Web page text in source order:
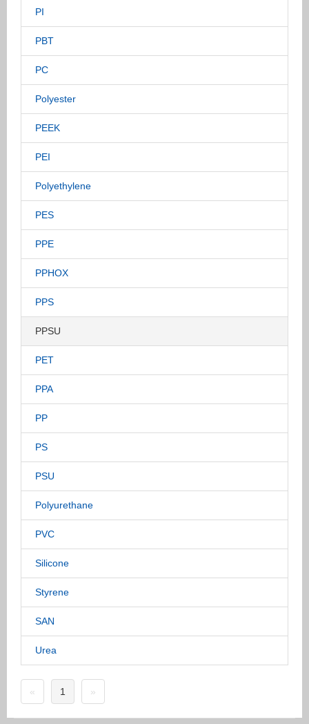
PI
PBT
PC
Polyester
PEEK
PEI
Polyethylene
PES
PPE
PPHOX
PPS
PPSU
PET
PPA
PP
PS
PSU
Polyurethane
PVC
Silicone
Styrene
SAN
Urea
« 1 »